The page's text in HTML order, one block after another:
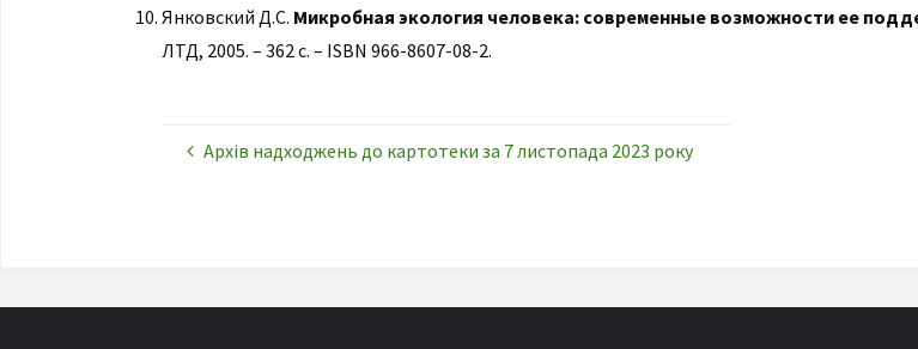
Янковский Д.С. Микробная экология человека: современные возможности ее
ЛТД, 2005. – 362 с. – ISBN 966-8607-08-2.
Архів надходжень до картотеки за 7 листопада 2023 року